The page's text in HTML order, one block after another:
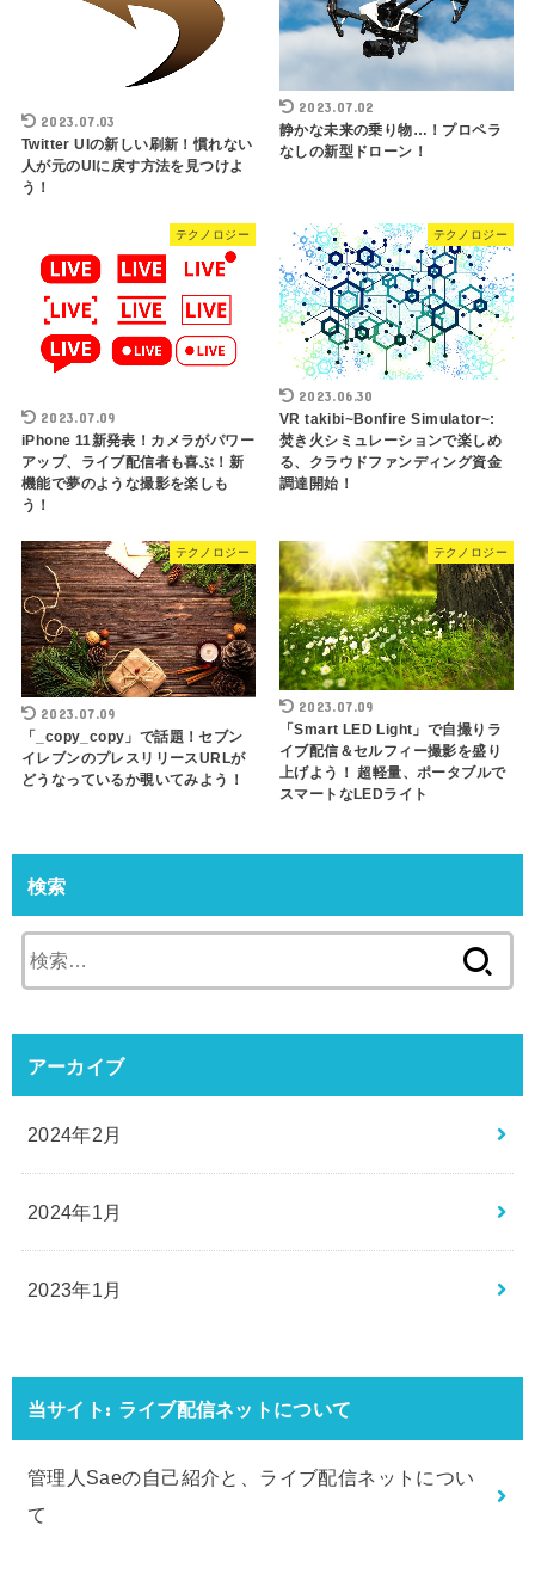
2023.07.03
Twitter UIの新しい刷新！慣れない
人が元のUIに戻す方法を見つけよ
う！
2023.07.02
静かな未来の乗り物…！プロペラ
なしの新型ドローン！
テクノロジー
2023.07.09
iPhone 11新発表！カメラがパワー
アップ、ライブ配信者も喜ぶ！新
機能で夢のような撮影を楽しも
う！
テクノロジー
2023.06.30
VR takibi~Bonfire Simulator~:
焚き火シミュレーションで楽しめ
る、クラウドファンディング資金
調達開始！
テクノロジー
2023.07.09
「_copy_copy」で話題！セブン
イレブンのプレスリリースURLが
どうなっているか覗いてみよう！
テクノロジー
2023.07.09
「Smart LED Light」で自撮りラ
イブ配信＆セルフィー撮影を盛り
上げよう！ 超軽量、ポータブルで
スマートなLEDライト
検索
索:
アーカイブ
2024年2月
2024年1月
2023年1月
当サイト: ライブ配信ネットについて
管理人Saeの自己紹介と、ライブ配信ネットについ
て